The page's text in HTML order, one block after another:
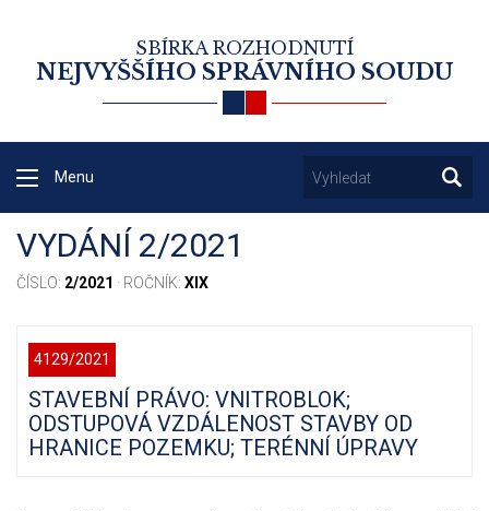
SBÍRKA ROZHODNUTÍ
NEJVYŠŠÍHO SPRÁVNÍHO SOUDU
Menu
VYDÁNÍ 2/2021
ČÍSLO: 2/2021 · ROČNÍK: XIX
4129/2021
STAVEBNÍ PRÁVO: VNITROBLOK;
ODSTUPOVÁ VZDÁLENOST STAVBY OD
HRANICE POZEMKU; TERÉNNÍ ÚPRAVY